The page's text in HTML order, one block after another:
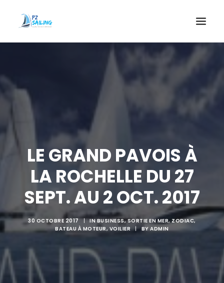
ACHETER UN BATEAU
ACCOMPAGNEMENT
CONTACT
RECHERCHE
LE GRAND PAVOIS À
LA ROCHELLE DU 27
SEPT. AU 2 OCT. 2017
30 OCTOBRE 2017 | INBUSINESS,SORTIE EN MER,ZODIAC,
BATEAU À MOTEUR,VOILIER | BYADMIN